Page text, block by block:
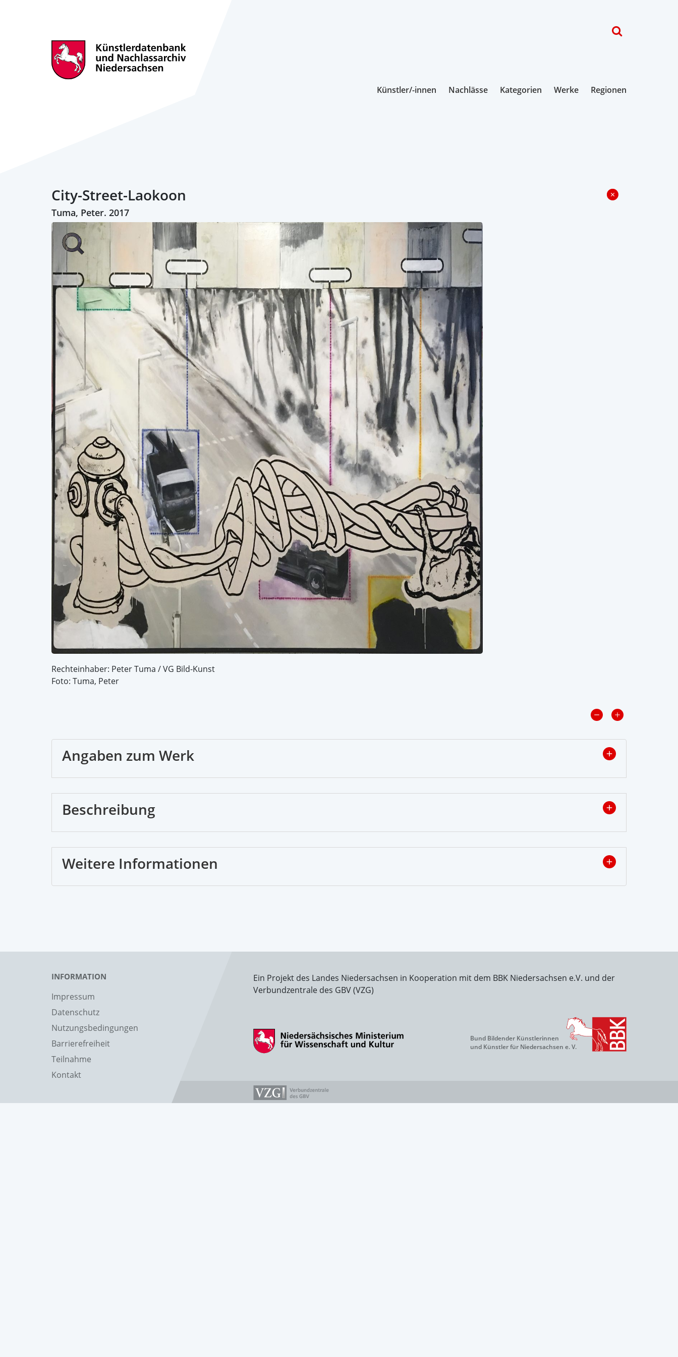
Künstler/-innen Nachlässe Kategorien Werke Regionen
City-Street-Laokoon
Tuma, Peter. 2017
Rechteinhaber: Peter Tuma / VG Bild-Kunst
Foto: Tuma, Peter
Angaben zum Werk
Beschreibung
Weitere Informationen
INFORMATION
Impressum
Datenschutz
Nutzungsbedingungen
Barrierefreiheit
Teilnahme
Kontakt
Ein Projekt des Landes Niedersachsen in Kooperation mit dem BBK Niedersachsen e.V. und der
Verbundzentrale des GBV (VZG)
Bund Bildender Künstlerinnen
und Künstler für Niedersachsen e. V.